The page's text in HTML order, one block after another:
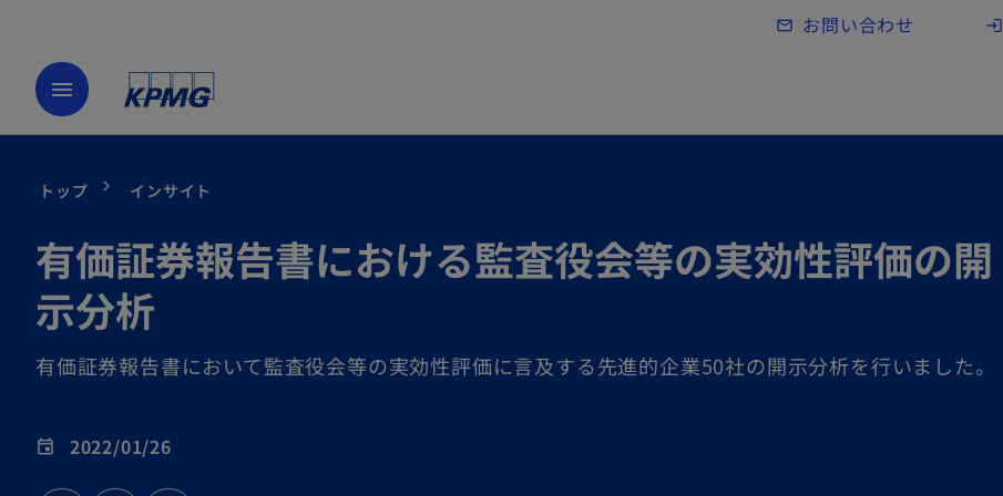
Skip to main content
mail_outline お問い合わせ login
新
開
く
menu
トップ インサイト
有価証券報告書における監査役会等の実効性評価の開
示分析
有価証券報告書において監査役会等の実効性評価に言及する先進的企業50社の開示分析を行いました。
event 2022/01/26